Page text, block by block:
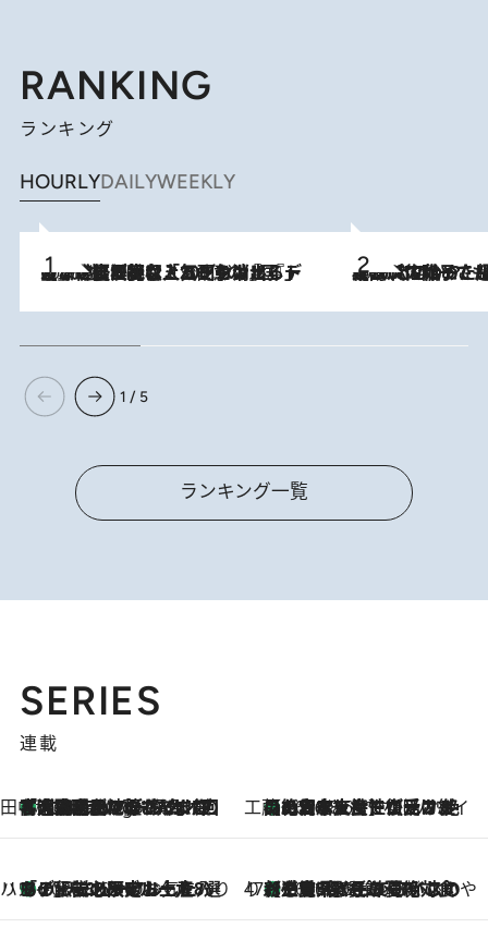
RANKING
ランキング
HOURLYDAILYWEEKLY
2026.8.5
【なぜ吉沢亮は「気配を消せる」のか？】興行収入208億の『国宝』を経て挑むミュージカル『ディア・エヴァン・ハンセン』。トップ俳優が舞台上でさらけ出した“孤独”とは 2026.8.5
【阿川佐和子さんの年とる力】なぜ70代で始めた趣味は“こんなに楽しい”のか？ ピアノ、俳句…スランプに陥っても続けられる“ある秘訣”とは
1 / 5
ランキング一覧
SERIES
連載
田中稲の勝手に再ブーム
4 Hours Ago
「湘南乃風に憧れて」観客大盛上がりの“タオル回し”に、ラッパー顔負けの高速歌唱まで…さだまさし（74）のアグレッシブすぎる現在地 工藤まやのおもてなしハワイ
2026.8.6
【ハワイ土産】ローカルの絶大な支持で復活！ 絶品の幻クッキー《元ファンの日本人女性が受け継いだ名店》
ハワイ賢者 リサのお気に入りリスト2026.8.6
あの伝説の限定トートも！ リニューアルした「ディーン＆デルーカ ハワイ」で必須のお土産8選 47都道府県の手みやげ ひんやりスイーツで夏を満喫
2026.8.6
【三重県】この夏絶対食べたい 冷やしておいしいおやつ3選 お餅×アイスの新感覚スイーツ